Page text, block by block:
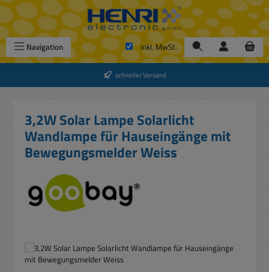
Zum Hauptinhalt springen
Navigation inkl. MwSt.
schneller Versand
3,2W Solar Lampe Solarlicht
Wandlampe für Hauseingänge mit
Bewegungsmelder Weiss
Bildergalerie überspringen